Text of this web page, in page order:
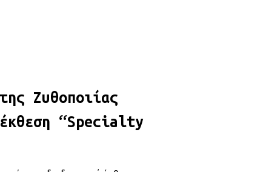
Ζυθοποιίας
“Specialty